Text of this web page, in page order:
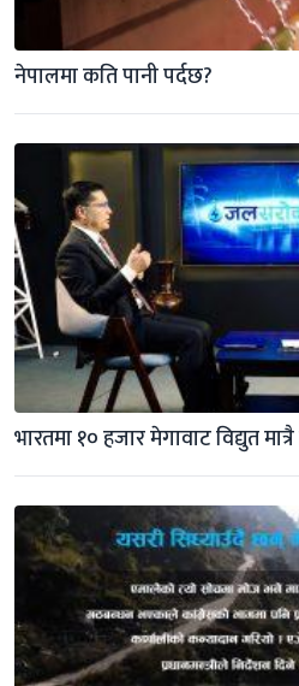
नेपालमा कति पानी पर्दछ?
भारतमा १० हजार मेगावाट विद्युत